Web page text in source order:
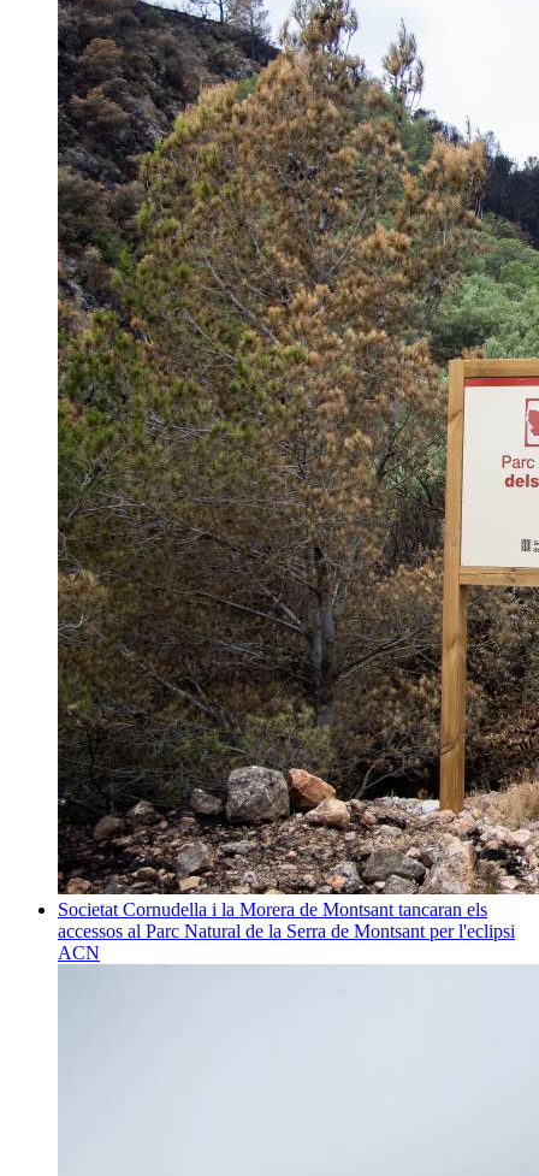
Societat Cornudella i la Morera de Montsant tancaran els
accessos al Parc Natural de la Serra de Montsant per l'eclipsi
ACN